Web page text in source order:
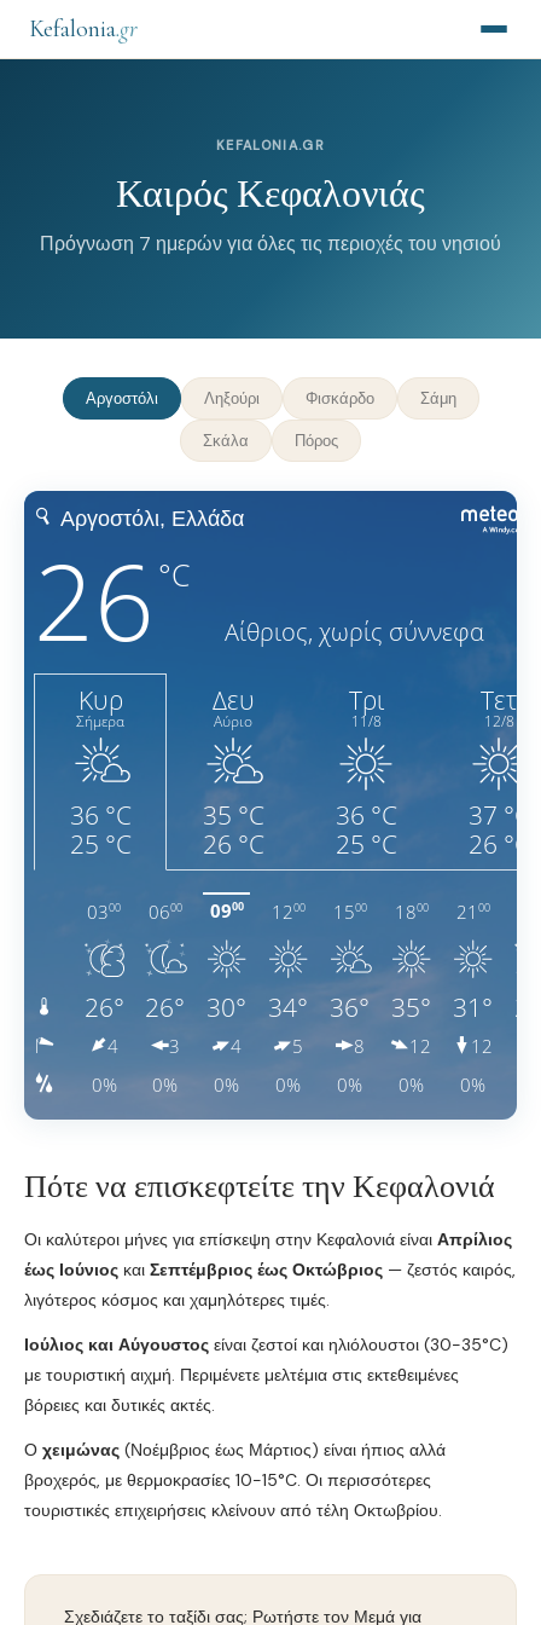
Kefalonia.gr
KEFALONIA.GR
Καιρός Κεφαλονιάς
Πρόγνωση 7 ημερών για όλες τις περιοχές του νησιού
Αργοστόλι Ληξούρι Φισκάρδο Σάμη
Σκάλα Πόρος
Πότε να επισκεφτείτε την Κεφαλονιά
Οι καλύτεροι μήνες για επίσκεψη στην Κεφαλονιά είναι Απρίλιος
έως Ιούνιος και Σεπτέμβριος έως Οκτώβριος — ζεστός καιρός,
λιγότερος κόσμος και χαμηλότερες τιμές.
Ιούλιος και Αύγουστος είναι ζεστοί και ηλιόλουστοι (30-35°C)
με τουριστική αιχμή. Περιμένετε μελτέμια στις εκτεθειμένες
βόρειες και δυτικές ακτές.
Ο χειμώνας (Νοέμβριος έως Μάρτιος) είναι ήπιος αλλά
βροχερός, με θερμοκρασίες 10-15°C. Οι περισσότερες
τουριστικές επιχειρήσεις κλείνουν από τέλη Οκτωβρίου.
Σχεδιάζετε το ταξίδι σας; Ρωτήστε τον Μεμά για